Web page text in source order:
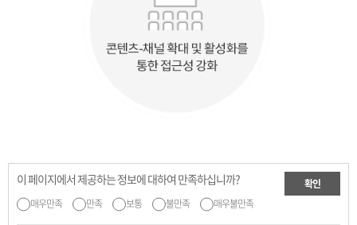
이 페이지에서 제공하는 정보에 대하여 만족하십니까?
매우만족 만족 보통 불만족 매우불만족
확인